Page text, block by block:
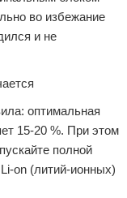
во избежание
и не
оптимальная
15-20 %. При этом
полной
on (литий-ионных)